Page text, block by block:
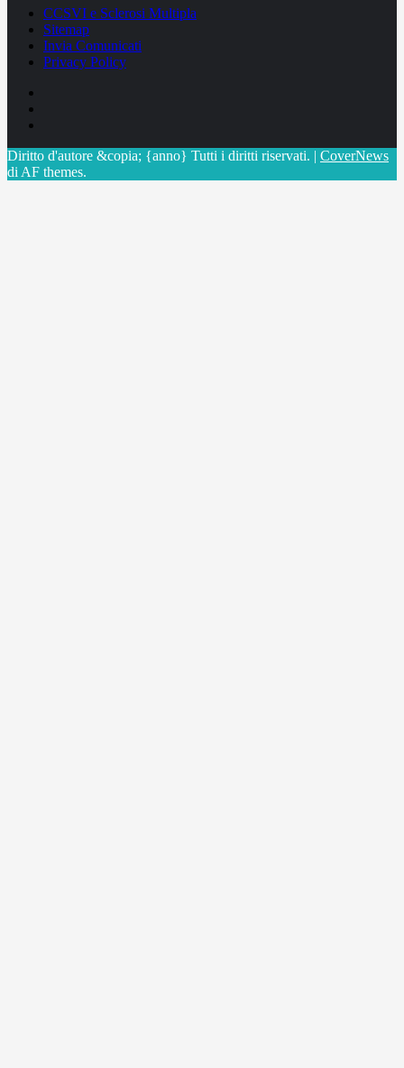
CCSVI e Sclerosi Multipla
Sitemap
Invia Comunicati
Privacy Policy
Diritto d'autore &copia; {anno} Tutti i diritti riservati. | CoverNews
di AF themes.